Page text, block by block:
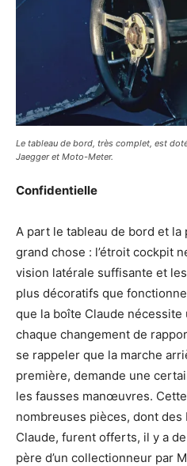
Le tableau de bord, très complet, est
Jaegger et Moto-Meter.
Confidentielle
A part le tableau de bord et
grand chose : l’étroit cockpit
vision latérale suffisante et
plus décoratifs que
que la boîte Claude nécessite
chaque changement de
se rappeler que la marche
première, demande une
les fausses manœuvres.
nombreuses pièces, dont
Claude, furent offerts, il y a
père d’un collectionneur par